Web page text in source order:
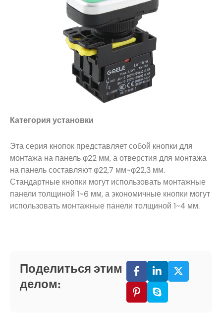
Категория установки
Эта серия кнопок представляет собой кнопки для
монтажа на панель φ22 мм, а отверстия для монтажа
на панель составляют φ22,7 мм~φ22,3 мм.
Стандартные кнопки могут использовать монтажные
панели толщиной 1~6 мм, а экономичные кнопки могут
использовать монтажные панели толщиной 1~4 мм.
Поделиться этим
делом: